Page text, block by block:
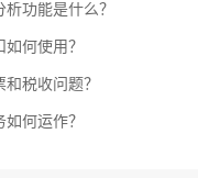
功能是什么？
何使用？
税收问题？
何运作？